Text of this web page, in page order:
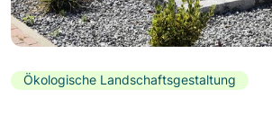
Ökologische Landschaftsgestaltung